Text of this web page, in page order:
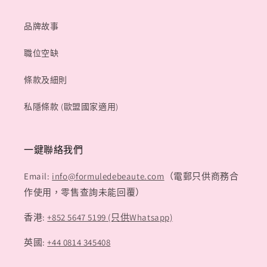
品牌故事
職位空缺
條款及細則
私隱條款 (歐盟國家適用)
一鍵聯絡我們
Email: info@formuledebeaute.com （電郵只供商務合
作使用，零售查詢未能回覆）
香港:+852 5647 5199 (只供Whatsapp)
英國:+44 0814 345408